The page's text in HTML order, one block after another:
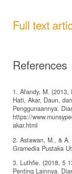
Full text
References
1. Afandy, M.
Hati, Akar, Daun,
Penggunaannya.
https://
akar.html
2. Astawan, M., & A.
Gramedia Pustaka
3. Luthfie. (2018, 5
Penting Lainnya.